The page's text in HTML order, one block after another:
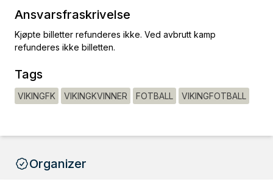
Ansvarsfraskrivelse
Kjøpte billetter refunderes ikke. Ved avbrutt kamp
refunderes ikke billetten.
Tags
VIKINGFK VIKINGKVINNER FOTBALL VIKINGFOTBALL
Organizer